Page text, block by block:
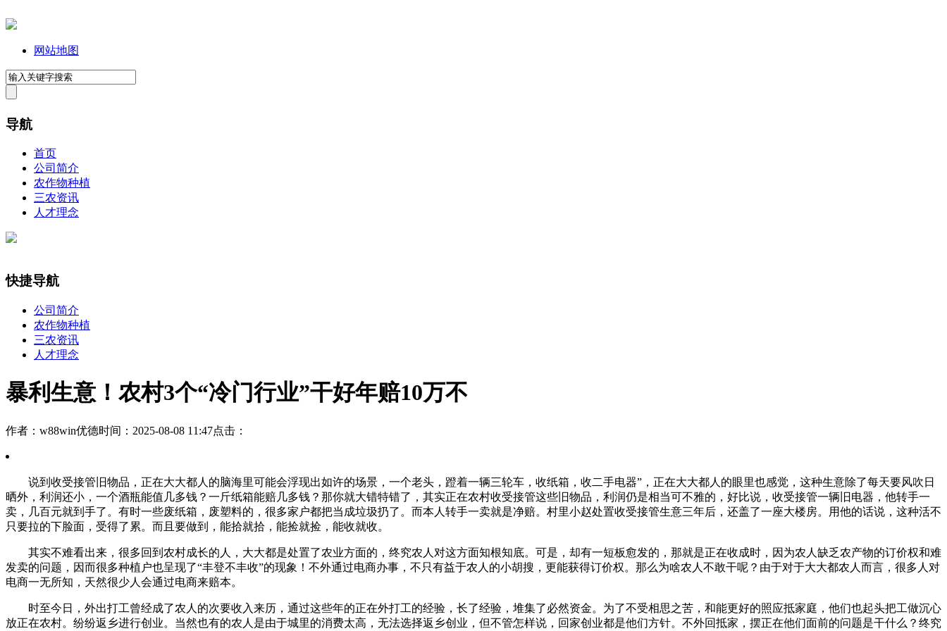
网站地图
导航
首页
公司简介
农作物种植
三农资讯
人才理念
快捷导航
公司简介
农作物种植
三农资讯
人才理念
暴利生意！农村3个“冷门行业”干好年赔10万不
作者：w88win优德时间：2025-08-08 11:47点击：
说到收受接管旧物品，正在大大都人的脑海里可能会浮现出如许的场景，一个老头，蹬着一辆三轮车，收纸箱，收二手电器”，正在大大都人的眼里也感觉，这种生意除了每天要风吹日
晒外，利润还小，一个酒瓶能值几多钱？一斤纸箱能赔几多钱？那你就大错特错了，其实正在农村收受接管这些旧物品，利润仍是相当可不雅的，好比说，收受接管一辆旧电器，他转手一
卖，几百元就到手了。有时一些废纸箱，废塑料的，很多家户都把当成垃圾扔了。而本人转手一卖就是净赔。村里小赵处置收受接管生意三年后，还盖了一座大楼房。用他的话说，这种活不
只要拉的下脸面，受得了累。而且要做到，能拾就拾，能捡就捡，能收就收。
其实不难看出来，很多回到农村成长的人，大大都是处置了农业方面的，终究农人对这方面知根知底。可是，却有一短板愈发的，那就是正在收成时，因为农人缺乏农产物的订价权和难
发卖的问题，因而很多种植户也呈现了“丰登不丰收”的现象！不外通过电商办事，不只有益于农人的小胡搜，更能获得订价权。那么为啥农人不敢干呢？由于对于大大都农人而言，很多人对
电商一无所知，天然很少人会通过电商来赔本。
时至今日，外出打工曾经成了农人的次要收入来历，通过这些年的正在外打工的经验，长了经验，堆集了必然资金。为了不受相思之苦，和能更好的照应抵家庭，他们也起头把工做沉心
放正在农村。纷纷返乡进行创业。当然也有的农人是由于城里的消费太高，无法选择返乡创业，但不管怎样说，回家创业都是他们方针。不外回抵家，摆正在他们面前的问题是干什么？终究